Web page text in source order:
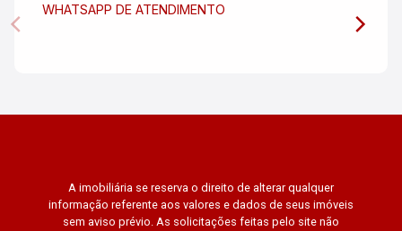
WHATSAPP DE ATENDIMENTO
A imobiliária se reserva o direito de alterar qualquer
informação referente aos valores e dados de seus imóveis
sem aviso prévio. As solicitações feitas pelo site não